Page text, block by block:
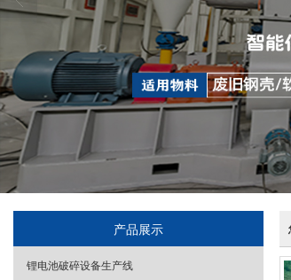
产品展示
锂电池破碎设备生产线